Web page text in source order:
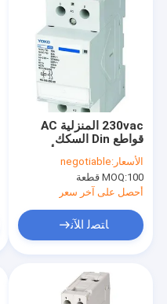
المنتجات
230vac المنزلية AC
قواطع Din السكك
القطب المقاولين
الأسعار:negotiable
MOQ:100 قطعة
أحصل على آخر سعر
ﺎﺘﺼﻟ ﺍﻶﻧ